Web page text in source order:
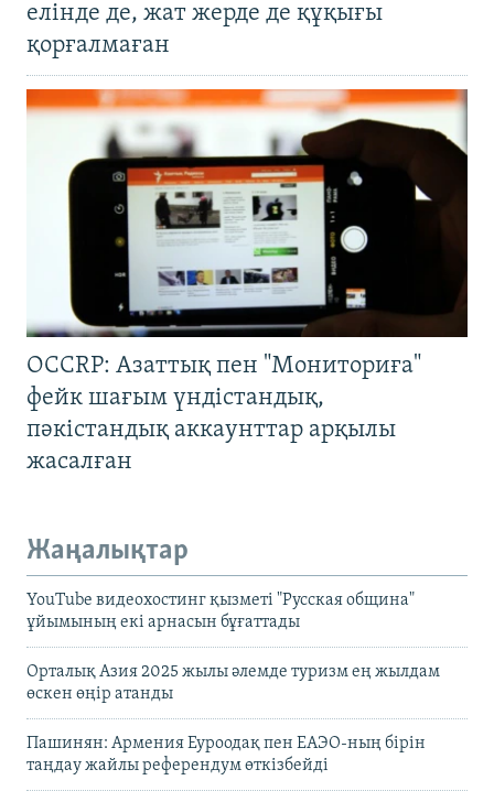
елінде де, жат жерде де құқығы
қорғалмаған
OCCRP: Азаттық пен "Мониториға"
фейк шағым үндістандық,
пәкістандық аккаунттар арқылы
жасалған
Жаңалықтар
YouTube видеохостинг қызметі "Русская община"
ұйымының екі арнасын бұғаттады
Орталық Азия 2025 жылы әлемде туризм ең жылдам
өскен өңір атанды
Пашинян: Армения Еуроодақ пен ЕАЭО-ның бірін
таңдау жайлы референдум өткізбейді